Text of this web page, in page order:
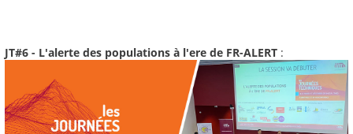
JT#6 - L'alerte des populations à l'ere de FR-ALERT :